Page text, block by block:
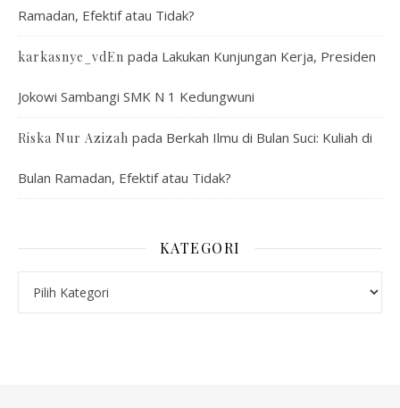
Ramadan, Efektif atau Tidak?
karkasnye_vdEn pada Lakukan Kunjungan Kerja, Presiden
Jokowi Sambangi SMK N 1 Kedungwuni
Riska Nur Azizah pada Berkah Ilmu di Bulan Suci: Kuliah di
Bulan Ramadan, Efektif atau Tidak?
KATEGORI